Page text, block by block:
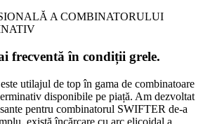
A COMBINATORULUI
frecventă în condiții grele.
utilajul de top în gama de combinatoare
disponibile pe piață. Am dezvoltat
pentru combinatorul SWIFTER de-a
există încărcare cu arc elicoidal a